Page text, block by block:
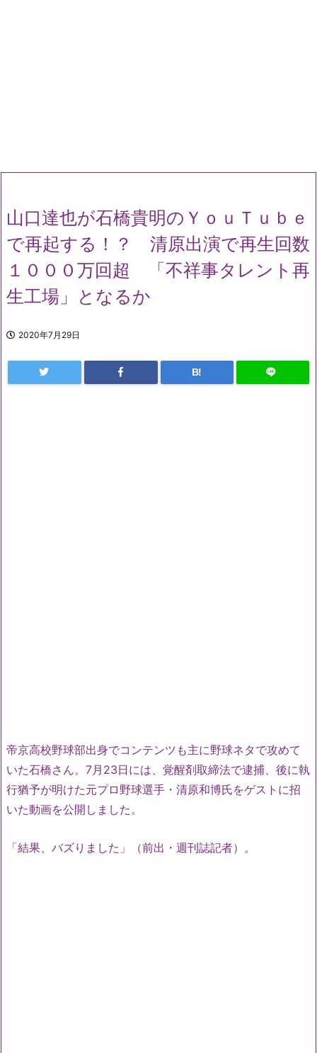
山口達也が石橋貴明のＹｏｕＴｕｂｅ
で再起する！？ 清原出演で再生回数
１０００万回超 「不祥事タレント再
生工場」となるか
2020年7月29日
B!
帝京高校野球部出身でコンテンツも主に野球ネタで攻めて
いた石橋さん。7月23日には、覚醒剤取締法で逮捕、後に執
行猶予が明けた元プロ野球選手・清原和博氏をゲストに招
いた動画を公開しました。
「結果、バズりました」（前出・週刊誌記者）。